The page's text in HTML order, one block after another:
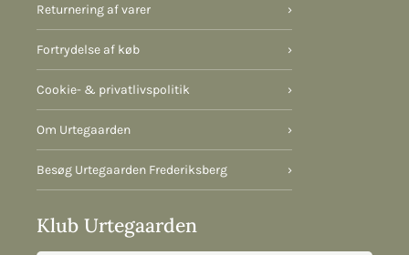
Returnering af varer ›
Fortrydelse af køb ›
Cookie- & privatlivspolitik ›
Om Urtegaarden ›
Besøg Urtegaarden Frederiksberg ›
Klub Urtegaarden